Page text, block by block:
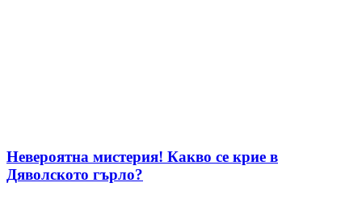
Невероятна мистерия! Какво се крие в
Дяволското гърло?